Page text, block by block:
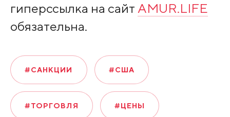
гиперссылка на сайт AMUR.LIFE
обязательна.
#САНКЦИИ #США
#ТОРГОВЛЯ #ЦЕНЫ